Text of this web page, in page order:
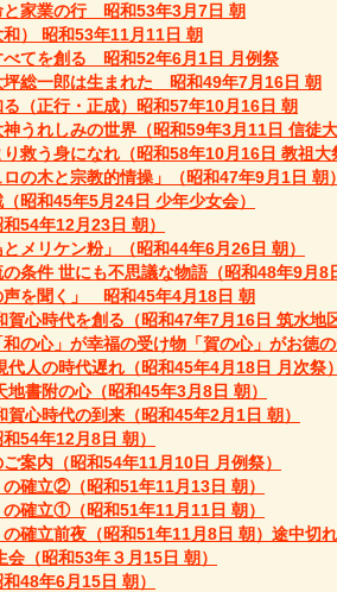
と家業の行 昭和53年3月7日 朝
） 昭和53年11月11日 朝
べてを創る 昭和52年6月1日 月例祭
坪総一郎は生まれた 昭和49年7月16日 朝
（正行・正成）昭和57年10月16日 朝
うれしみの世界（昭和59年3月11日 信徒大
救う身になれ（昭和58年10月16日 教祖大
の木と宗教的情操」（昭和47年9月1日 朝）
昭和45年5月24日 少年少女会）
54年12月23日 朝）
メリケン粉」（昭和44年6月26日 朝）
条件 世にも不思議な物語（昭和48年9月8
声を聞く」 昭和45年4月18日 朝
心時代を創る（昭和47年7月16日 筑水地
の心」が幸福の受け物「賀の心」がお徳の
人の時代遅れ（昭和45年4月18日 月次祭）
書附の心（昭和45年3月8日 朝）
心時代の到来（昭和45年2月1日 朝）
54年12月8日 朝）
案内（昭和54年11月10日 月例祭）
の確立②（昭和51年11月13日 朝）
の確立①（昭和51年11月11日 朝）
の確立前夜（昭和51年11月8日 朝）途中切れ
会（昭和53年３月15日 朝）
48年6月15日 朝）